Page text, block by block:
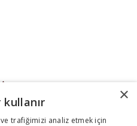
×
trafiğimizi analiz etmek için